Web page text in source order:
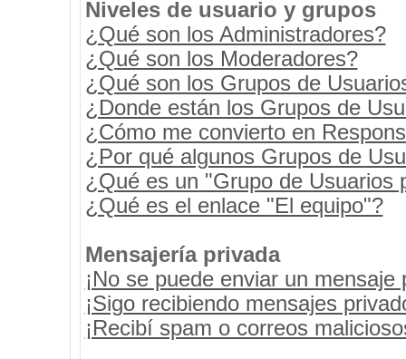
Niveles de usuario y grupos
¿Qué son los Administradores?
¿Qué son los Moderadores?
¿Qué son los Grupos de
¿Donde están los Grupos de
¿Cómo me convierto en
¿Por qué algunos Grupos de
¿Qué es un "Grupo de Usuarios
¿Qué es el enlace "El equipo"?
Mensajería privada
¡No se puede enviar un mensaje
¡Sigo recibiendo mensajes
¡Recibí spam o correos